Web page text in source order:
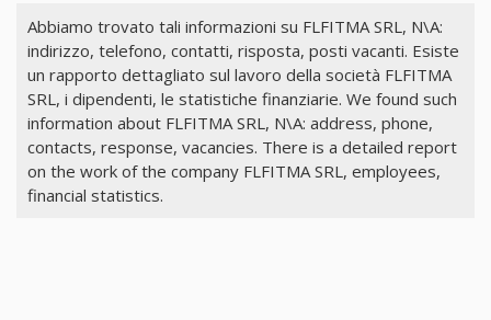
Abbiamo trovato tali informazioni su FLFITMA SRL, N\A:
indirizzo, telefono, contatti, risposta, posti vacanti. Esiste
un rapporto dettagliato sul lavoro della società FLFITMA
SRL, i dipendenti, le statistiche finanziarie. We found such
information about FLFITMA SRL, N\A: address, phone,
contacts, response, vacancies. There is a detailed report
on the work of the company FLFITMA SRL, employees,
financial statistics.